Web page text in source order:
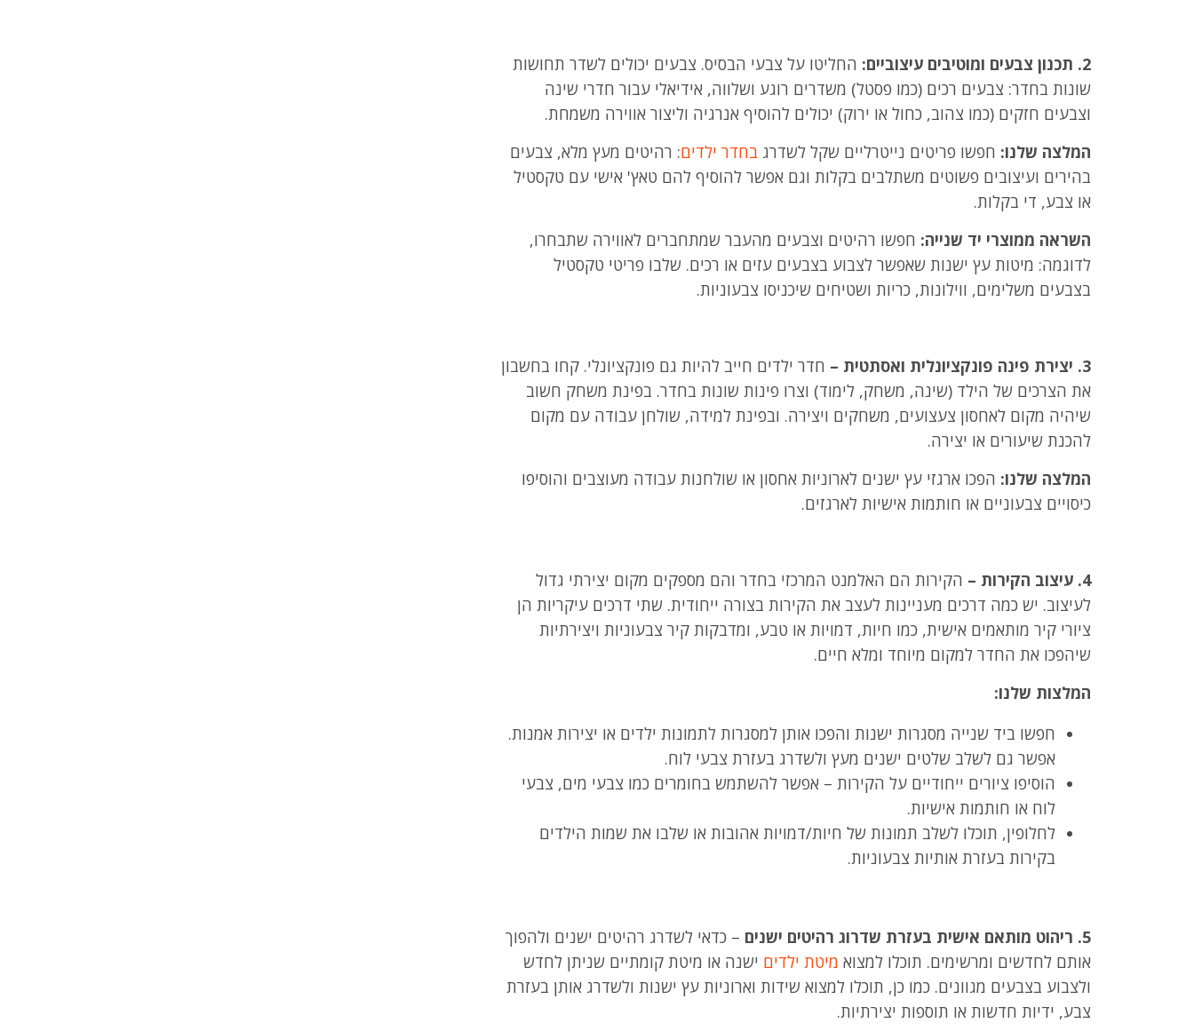
2. תכנון צבעים ומוטיבים עיצוביים:
החליטו על צבעי הבסיס. צבעים יכולים לשדר תחושות
שונות בחדר: צבעים רכים (כמו פסטל) משדרים רוגע ושלווה, אידיאלי עבור חדרי שינה
וצבעים חזקים (כמו צהוב, כחול או ירוק) יכולים להוסיף אנרגיה וליצור אווירה משמחת.
המלצה שלנו: חפשו פריטים נייטרליים שקל לשדרג בחדר ילדים: רהיטים מעץ מלא, צבעים
בהירים ועיצובים פשוטים משתלבים בקלות וגם אפשר להוסיף להם טאץ' אישי עם טקסטיל
או צבע, די בקלות.
השראה ממוצרי יד שנייה: חפשו רהיטים וצבעים מהעבר שמתחברים לאווירה שתבחרו,
לדוגמה: מיטות עץ ישנות שאפשר לצבוע בצבעים עזים או רכים. שלבו פריטי טקסטיל
בצבעים משלימים, ווילונות, כריות ושטיחים שיכניסו צבעוניות.
3. יצירת פינה פונקציונלית ואסתטית –
חדר ילדים חייב להיות גם פונקציונלי. קחו בחשבון
את הצרכים של הילד (שינה, משחק, לימוד) וצרו פינות שונות בחדר. בפינת משחק חשוב
שיהיה מקום לאחסון צעצועים, משחקים ויצירה. ובפינת למידה, שולחן עבודה עם מקום
להכנת שיעורים או יצירה.
המלצה שלנו: הפכו ארגזי עץ ישנים לארוניות אחסון או שולחנות עבודה מעוצבים והוסיפו
כיסויים צבעוניים או חותמות אישיות לארגזים.
4. עיצוב הקירות –
הקירות הם האלמנט המרכזי בחדר והם מספקים מקום יצירתי גדול
לעיצוב. יש כמה דרכים מעניינות לעצב את הקירות בצורה ייחודית. שתי דרכים עיקריות הן
ציורי קיר מותאמים אישית, כמו חיות, דמויות או טבע, ומדבקות קיר צבעוניות ויצירתיות
שיהפכו את החדר למקום מיוחד ומלא חיים.
המלצות שלנו:
חפשו ביד שנייה מסגרות ישנות והפכו אותן למסגרות לתמונות ילדים או יצירות אמנות.
אפשר גם לשלב שלטים ישנים מעץ ולשדרג בעזרת צבעי לוח.
הוסיפו ציורים ייחודיים על הקירות – אפשר להשתמש בחומרים כמו צבעי מים, צבעי
לוח או חותמות אישיות.
לחלופין, תוכלו לשלב תמונות של חיות/דמויות אהובות או שלבו את שמות הילדים
בקירות בעזרת אותיות צבעוניות.
5. ריהוט מותאם אישית בעזרת שדרוג רהיטים ישנים
– כדאי לשדרג רהיטים ישנים ולהפוך
אותם לחדשים ומרשימים. תוכלו למצוא מיטת ילדים ישנה או מיטת קומתיים שניתן לחדש
ולצבוע בצבעים מגוונים. כמו כן, תוכלו למצוא שידות וארוניות עץ ישנות ולשדרג אותן בעזרת
צבע, ידיות חדשות או תוספות יצירתיות.